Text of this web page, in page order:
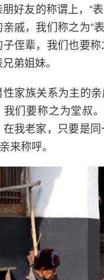
好友的称谓上，“
亲戚，我们称之为“
子侄辈，我们也要
弟姐妹。
性家族关系为主的
我们要称之为堂叔
在我老家，只要是
来称呼。